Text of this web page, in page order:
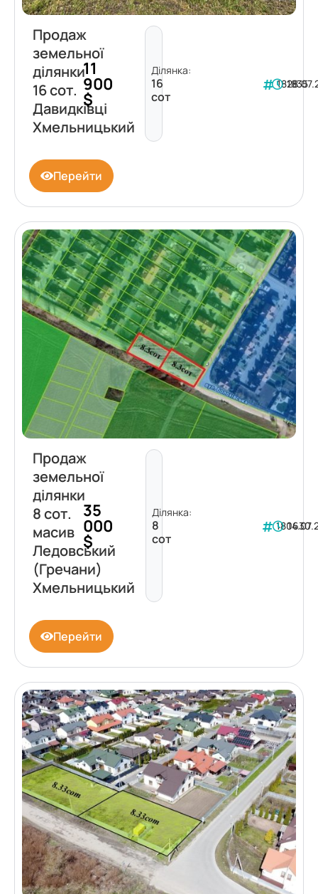
Продаж
земельної
ділянки
16 сот.
Давидківці
Хмельницький
11
900
$
Ділянка:
16
сот
181835
Перейти
Продаж
земельної
ділянки
8 сот.
масив
Ледовський
(Гречани)
Хмельницький
35
000
$
Ділянка:
8
сот
180630
Перейти